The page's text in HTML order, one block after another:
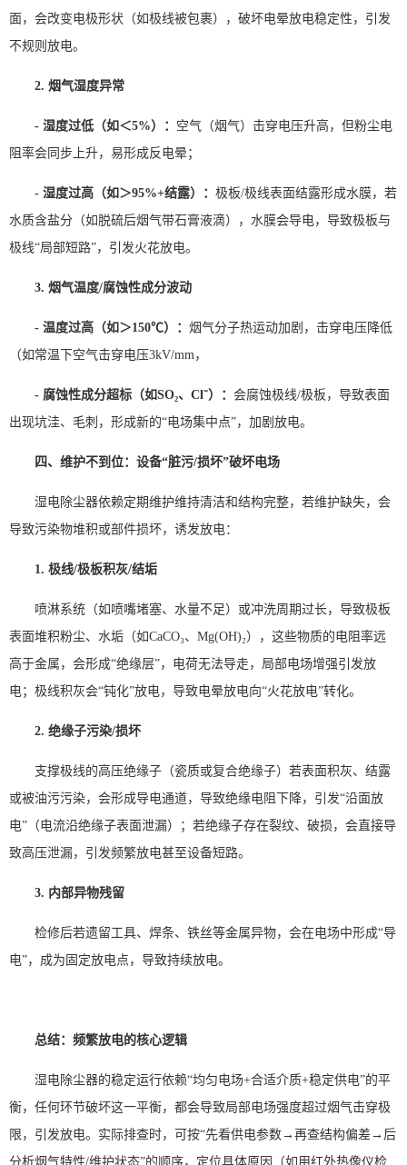
面，会改变电极形状（如极线被包裹），破坏电晕放电稳定性，引发
不规则放电。
2. 烟气湿度异常
- 湿度过低（如＜5%）： 空气（烟气）击穿电压升高，但粉尘电
阻率会同步上升，易形成反电晕；
- 湿度过高（如＞95%+结露）： 极板/极线表面结露形成水膜，若
水质含盐分（如脱硫后烟气带石膏液滴），水膜会导电，导致极板与
极线“局部短路”，引发火花放电。
3. 烟气温度/腐蚀性成分波动
- 温度过高（如＞150℃）： 烟气分子热运动加剧，击穿电压降低
（如常温下空气击穿电压3kV/mm，
- 腐蚀性成分超标（如SO₂、Cl⁻）： 会腐蚀极线/极板，导致表面
出现坑洼、毛刺，形成新的“电场集中点”，加剧放电。
四、维护不到位：设备“脏污/损坏”破坏电场
湿电除尘器依赖定期维护维持清洁和结构完整，若维护缺失，会
导致污染物堆积或部件损坏，诱发放电：
1. 极线/极板积灰/结垢
喷淋系统（如喷嘴堵塞、水量不足）或冲洗周期过长，导致极板
表面堆积粉尘、水垢（如CaCO₃、Mg(OH)₂），这些物质的电阻率远
高于金属，会形成“绝缘层”，电荷无法导走，局部电场增强引发放
电；极线积灰会“钝化”放电，导致电晕放电向“火花放电”转化。
2. 绝缘子污染/损坏
支撑极线的高压绝缘子（瓷质或复合绝缘子）若表面积灰、结露
或被油污污染，会形成导电通道，导致绝缘电阻下降，引发“沿面放
电”（电流沿绝缘子表面泄漏）；若绝缘子存在裂纹、破损，会直接导
致高压泄漏，引发频繁放电甚至设备短路。
3. 内部异物残留
检修后若遗留工具、焊条、铁丝等金属异物，会在电场中形成“导
电”，成为固定放电点，导致持续放电。
总结：频繁放电的核心逻辑
湿电除尘器的稳定运行依赖“均匀电场+合适介质+稳定供电”的平
衡，任何环节破坏这一平衡，都会导致局部电场强度超过烟气击穿极
限，引发放电。实际排查时，可按“先看供电参数→再查结构偏差→后
分析烟气特性/维护状态”的顺序，定位具体原因（如用红外热像仪检